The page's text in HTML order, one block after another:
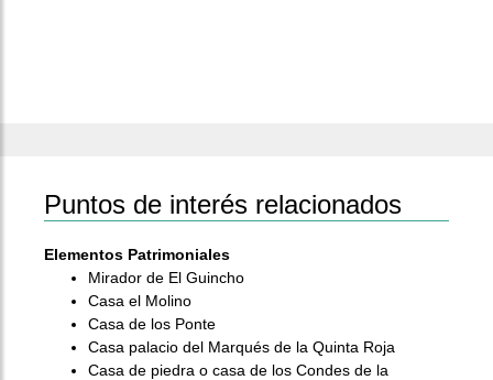
Puntos de interés relacionados
Elementos Patrimoniales
Mirador de El Guincho
Casa el Molino
Casa de los Ponte
Casa palacio del Marqués de la Quinta Roja
Casa de piedra o casa de los Condes de la